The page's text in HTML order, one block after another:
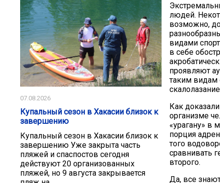
07.08.2026
Купальный сезон в Хакасии близок к
завершению
Купальный сезон в Хакасии близок к
завершению Уже закрыта часть
пляжей и спаспостов сегодня
действуют 20 организованных
пляжей, но 9 августа закрывается
людей.
возможно,
видами
в себе
проявляют
таким видам
Как
организме
«урагану» в
порция
того
сравнивать
второго.
Да, все